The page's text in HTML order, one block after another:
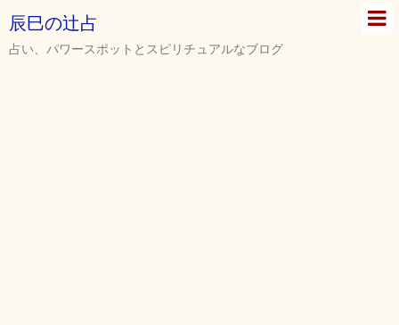
辰巳の辻占
占い、パワースポットとスピリチュアルなブログ